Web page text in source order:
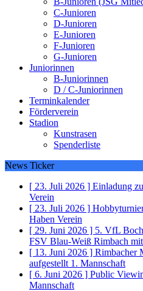
C-Junioren
D-Junioren
E-Junioren
F-Junioren
G-Junioren
Juniorinnen
B-Juniorinnen
D / C-Juniorinnen
Terminkalender
Förderverein
Stadion
Kunstrasen
Spenderliste
News Ticker
[ 23. Juli 2026 ] Einladung
Verein
[ 23. Juli 2026 ]
Haben Verein
[ 29. Juni 2026 ] 5. VfL
FSV Blau-Weiß Rimbach
[ 13. Juni 2026 ] Rimbacher
aufgestellt 1. Mannschaft
[ 6. Juni 2026 ] Public
Mannschaft